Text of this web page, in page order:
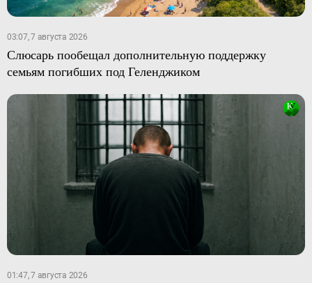
03:07, 7 августа 2026
Слюсарь пообещал дополнительную поддержку
семьям погибших под Геленджиком
01:47, 7 августа 2026